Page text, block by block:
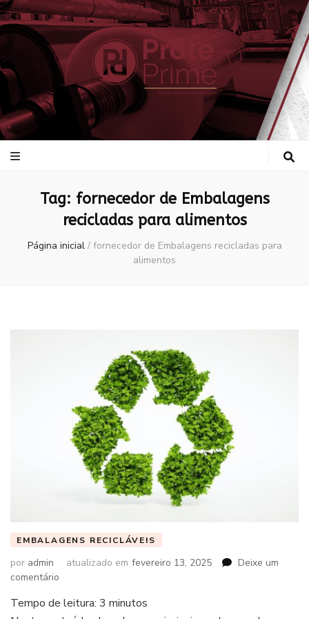
ProtePrime
Blog
Tag: fornecedor de Embalagens
recicladas para alimentos
Página inicial / fornecedor de Embalagens recicladas para
alimentos
EMBALAGENS RECICLÁVEIS
por admin atualizado em fevereiro 13, 2025
Deixe um
comentário
Tempo de leitura: 3 minutos